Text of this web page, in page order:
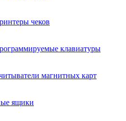
чеков
клавиатуры
магнитных карт
ящики